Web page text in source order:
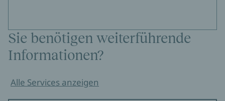
Sie benötigen weiterführende
Informationen?
Alle Services anzeigen